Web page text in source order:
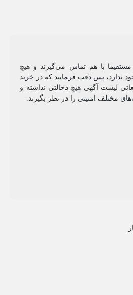
با هم تماس می‌گیرند و هیچ
ندارد، پس دقت فرمایید که در خرید
لیست آگهی هیچ دخالتی نداشته و
مختلف امنیتی را در نظر بگیرند.